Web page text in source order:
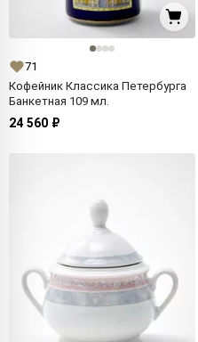
71
Кофейник Классика Петербурга
Банкетная 109 мл.
24 560 ₽